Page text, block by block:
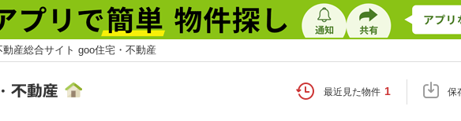
産総合サイト goo住宅・不動産
最近見た物件 1 保